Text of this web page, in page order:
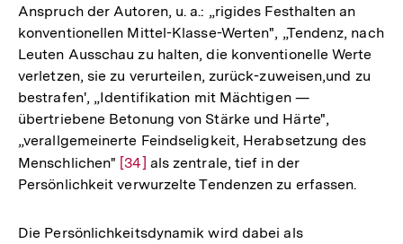
Anspruch der Autoren, u. a.: „rigides Festhalten an
konventionellen Mittel-Klasse-Werten", „Tendenz, nach
Leuten Ausschau zu halten, die konventionelle Werte
verletzen, sie zu verurteilen, zurück-zuweisen,und zu
bestrafen', „Identifikation mit Mächtigen —
übertriebene Betonung von Stärke und Härte",
„verallgemeinerte Feindseligkeit, Herabsetzung des
Menschlichen" Zur
Auflösung
Fußnote
[34] als zentrale, tief in der
Persönlichkeit verwurzelte Tendenzen zu erfassen.
Die Persönlichkeitsdynamik wird dabei als